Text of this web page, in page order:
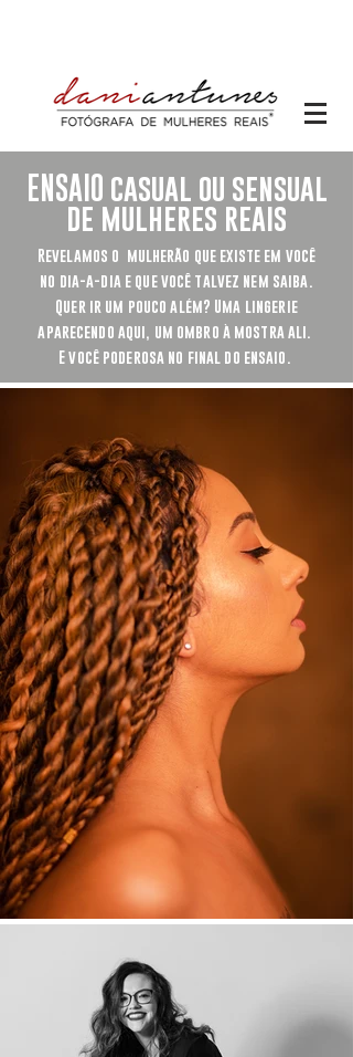
ENSAIO casual ou sensual
de mulheres reais
Revelamos o mulherão que existe em você
no dia-a-dia e que você talvez nem saiba.
Quer ir um pouco além? Uma lingerie
aparecendo aqui, um ombro à mostra ali.
E você poderosa no final do ensaio.